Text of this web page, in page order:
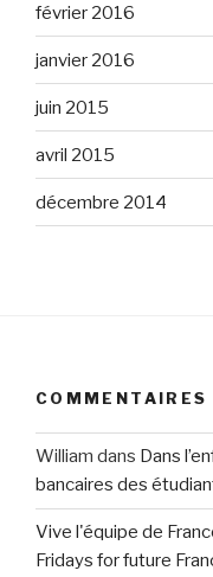
février 2016
janvier 2016
juin 2015
avril 2015
décembre 2014
COMMENTAIRES
William dans Dans
bancaires des
Vive l'équipe de
Fridays for future